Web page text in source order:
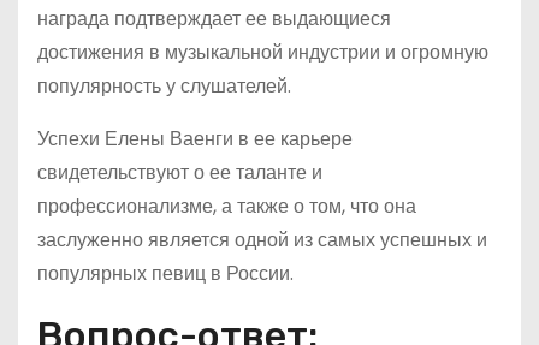
награда подтверждает ее выдающиеся
достижения в музыкальной индустрии и огромную
популярность у слушателей.
Успехи Елены Ваенги в ее карьере
свидетельствуют о ее таланте и
профессионализме, а также о том, что она
заслуженно является одной из самых успешных и
популярных певиц в России.
Вопрос-ответ: